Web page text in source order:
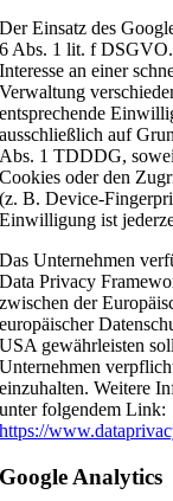
Der Einsatz des
6 Abs. 1 lit. f DSGVO.
Interesse an einer
Verwaltung
entsprechende
ausschließlich auf
Abs. 1 TDDDG,
Cookies oder den
(z. B. Device-
Einwilligung ist
Das Unternehmen
Data Privacy
zwischen der
europäischer
USA gewährleisten
Unternehmen
einzuhalten. Weitere
unter folgendem Link:
https://
Google Analytics